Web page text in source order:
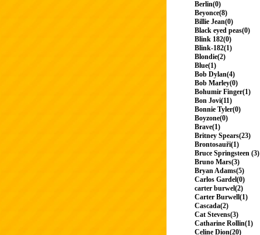
Berlin(0)
Beyonce(8)
Billie Jean(0)
Black eyed peas(0)
Blink 182(0)
Blink-182(1)
Blondie(2)
Blue(1)
Bob Dylan(4)
Bob Marley(0)
Bohumir Finger(1)
Bon Jovi(11)
Bonnie Tyler(0)
Boyzone(0)
Brave(1)
Britney Spears(23)
Brontosauři(1)
Bruce Springsteen (3)
Bruno Mars(3)
Bryan Adams(5)
Carlos Gardel(0)
carter burwel(2)
Carter Burwell(1)
Cascada(2)
Cat Stevens(3)
Catharine Rollin(1)
Celine Dion(20)